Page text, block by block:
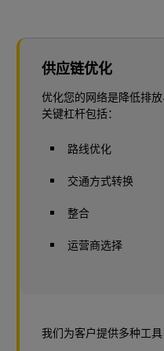
供应链优化
优化您的网络是降低排
关键杠杆包括：
路线优化
交通方式转换
整合
运营商选择
我们为客户提供多种工